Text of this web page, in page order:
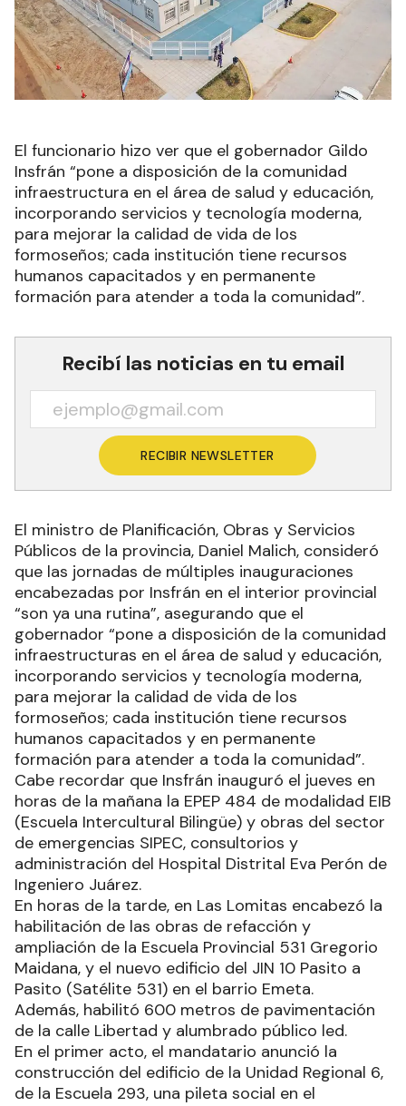
El funcionario hizo ver que el gobernador Gildo
Insfrán “pone a disposición de la comunidad
infraestructura en el área de salud y educación,
incorporando servicios y tecnología moderna,
para mejorar la calidad de vida de los
formoseños; cada institución tiene recursos
humanos capacitados y en permanente
formación para atender a toda la comunidad”.
Recibí las noticias en tu email
RECIBIR NEWSLETTER
El ministro de Planificación, Obras y Servicios
Públicos de la provincia, Daniel Malich, consideró
que las jornadas de múltiples inauguraciones
encabezadas por Insfrán en el interior provincial
“son ya una rutina”, asegurando que el
gobernador “pone a disposición de la comunidad
infraestructuras en el área de salud y educación,
incorporando servicios y tecnología moderna,
para mejorar la calidad de vida de los
formoseños; cada institución tiene recursos
humanos capacitados y en permanente
formación para atender a toda la comunidad”.
Cabe recordar que Insfrán inauguró el jueves en
horas de la mañana la EPEP 484 de modalidad EIB
(Escuela Intercultural Bilingüe) y obras del sector
de emergencias SIPEC, consultorios y
administración del Hospital Distrital Eva Perón de
Ingeniero Juárez.
En horas de la tarde, en Las Lomitas encabezó la
habilitación de las obras de refacción y
ampliación de la Escuela Provincial 531 Gregorio
Maidana, y el nuevo edificio del JIN 10 Pasito a
Pasito (Satélite 531) en el barrio Emeta.
Además, habilitó 600 metros de pavimentación
de la calle Libertad y alumbrado público led.
En el primer acto, el mandatario anunció la
construcción del edificio de la Unidad Regional 6,
de la Escuela 293, una pileta social en el